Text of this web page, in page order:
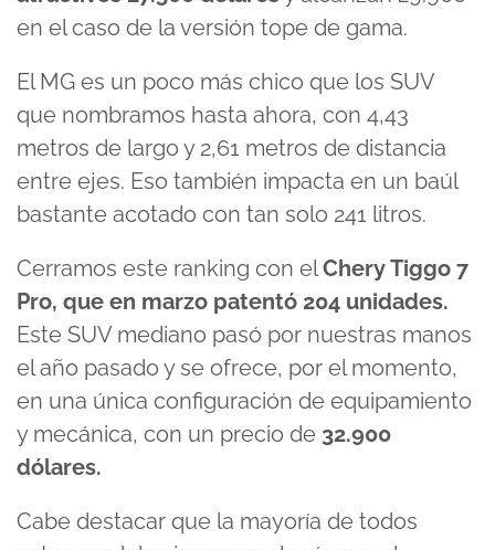
en el caso de la versión tope de gama.
El MG es un poco más chico que los SUV
que nombramos hasta ahora, con 4,43
metros de largo y 2,61 metros de distancia
entre ejes. Eso también impacta en un baúl
bastante acotado con tan solo 241 litros.
Cerramos este ranking con elChery Tiggo 7
Pro, que en marzo patentó 204 unidades.
Este SUV mediano pasó por nuestras manos
el año pasado y se ofrece, por el momento,
en una única configuración de equipamiento
y mecánica, con un precio de 32.900
dólares.
Cabe destacar que la mayoría de todos